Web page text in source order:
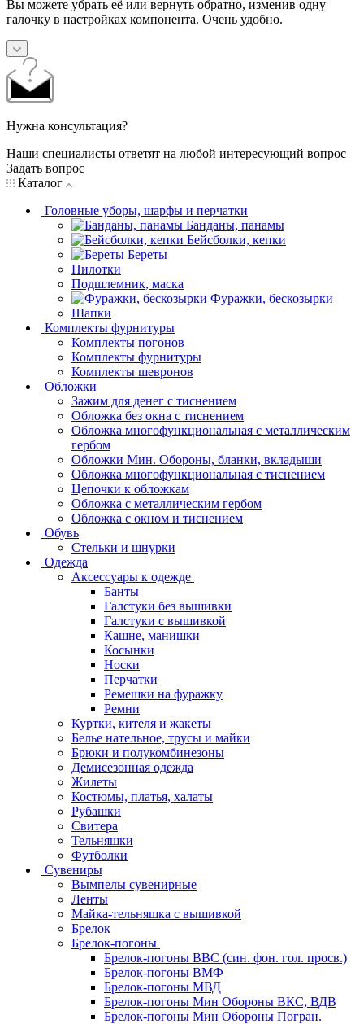
Вы можете убрать её или вернуть обратно, изменив одну
галочку в настройках компонента. Очень удобно.
Нужна консультация?
Наши специалисты ответят на любой интересующий вопрос
Задать вопрос
Каталог
Головные уборы, шарфы и перчатки
Банданы, панамы
Бейсболки, кепки
Береты
Пилотки
Подшлемник, маска
Фуражки, бескозырки
Шапки
Комплекты фурнитуры
Комплекты погонов
Комплекты фурнитуры
Комплекты шевронов
Обложки
Зажим для денег с тиснением
Обложка без окна с тиснением
Обложка многофункциональная с металлическим
гербом
Обложки Мин. Обороны, бланки, вкладыши
Обложка многофункциональная с тиснением
Цепочки к обложкам
Обложка с металлическим гербом
Обложка с окном и тиснением
Обувь
Стельки и шнурки
Одежда
Аксессуары к одежде
Банты
Галстуки без вышивки
Галстуки с вышивкой
Кашне, манишки
Косынки
Носки
Перчатки
Ремешки на фуражку
Ремни
Куртки, кителя и жакеты
Белье нательное, трусы и майки
Брюки и полукомбинезоны
Демисезонная одежда
Жилеты
Костюмы, платья, халаты
Рубашки
Свитера
Тельняшки
Футболки
Сувениры
Вымпелы сувенирные
Ленты
Майка-тельняшка с вышивкой
Брелок
Брелок-погоны
Брелок-погоны ВВС (син. фон. гол. просв.)
Брелок-погоны ВМФ
Брелок-погоны МВД
Брелок-погоны Мин Обороны ВКС, ВДВ
Брелок-погоны Мин Обороны Погран.